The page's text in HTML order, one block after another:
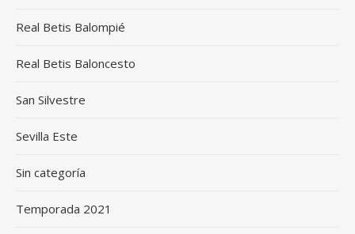
Real Betis Balompié
Real Betis Baloncesto
San Silvestre
Sevilla Este
Sin categoría
Temporada 2021